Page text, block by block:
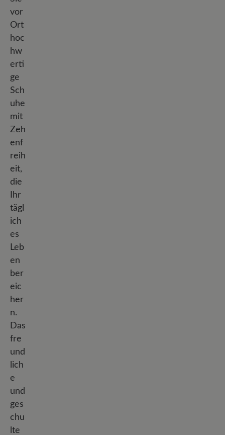
vor
Ort
hoc
hw
erti
ge
Sch
uhe
mit
Zeh
enf
reih
eit,
die
Ihr
tägl
ich
es
Leb
en
ber
eic
her
n.
Das
fre
und
lich
e
und
ges
chu
lte